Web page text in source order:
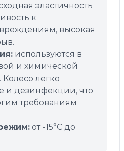
эластичность
к
высокая
используются в
и химической
легко
и дезинфекции, что
требованиям
от -15°C до